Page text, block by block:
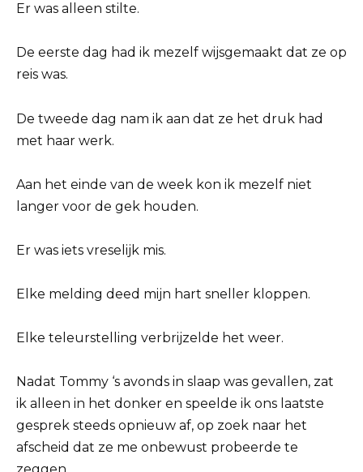
Er was alleen stilte.
De eerste dag had ik mezelf wijsgemaakt dat ze op
reis was.
De tweede dag nam ik aan dat ze het druk had
met haar werk.
Aan het einde van de week kon ik mezelf niet
langer voor de gek houden.
Er was iets vreselijk mis.
Elke melding deed mijn hart sneller kloppen.
Elke teleurstelling verbrijzelde het weer.
Nadat Tommy ‘s avonds in slaap was gevallen, zat
ik alleen in het donker en speelde ik ons ​​laatste
gesprek steeds opnieuw af, op zoek naar het
afscheid dat ze me onbewust probeerde te